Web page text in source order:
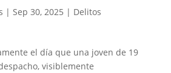
| Sep 30, 2025 | Delitos
el día que una joven de 19
visiblemente